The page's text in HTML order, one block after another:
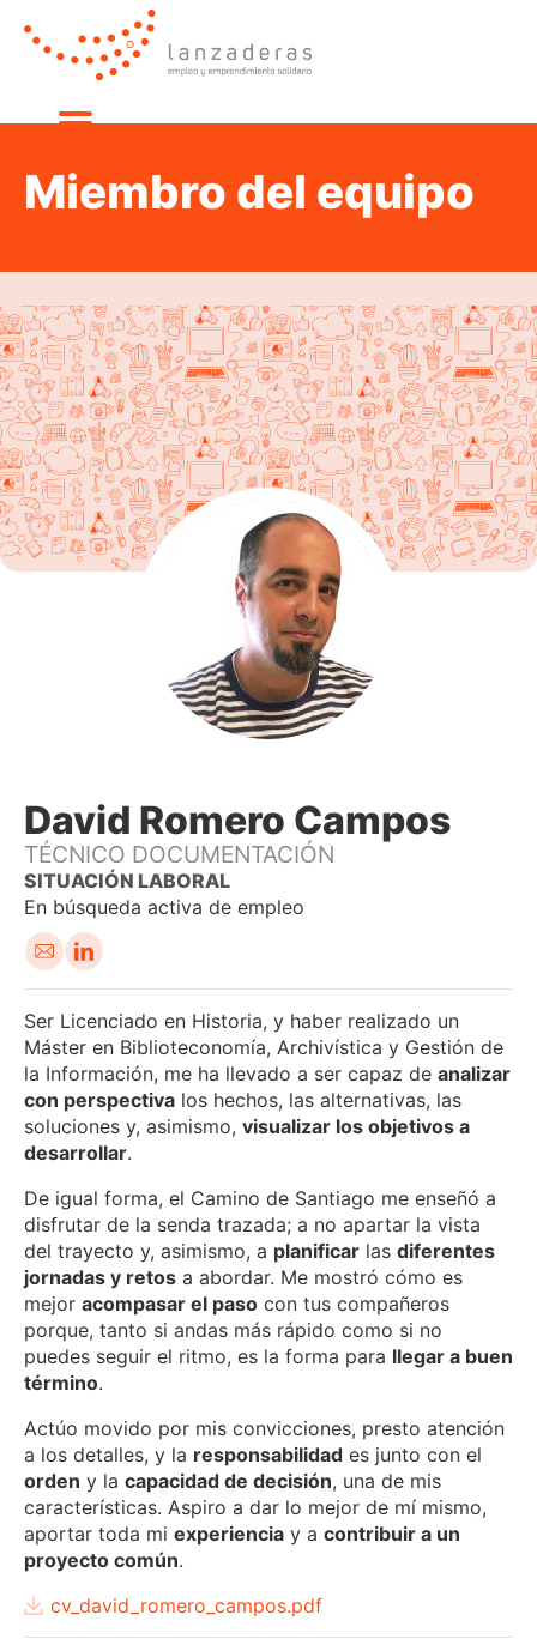
Miembro del equipo
David Romero Campos
TÉCNICO DOCUMENTACIÓN
En búsqueda activa de empleo
Em
ail
Ser Licenciado en Historia, y haber realizado un
Máster en Biblioteconomía, Archivística y Gestión de
la Información, me ha llevado a ser capaz de analizar
con perspectiva los hechos, las alternativas, las
soluciones y, asimismo, visualizar los objetivos a
desarrollar.
De igual forma, el Camino de Santiago me enseñó a
disfrutar de la senda trazada; a no apartar la vista
del trayecto y, asimismo, a planificar las diferentes
jornadas y retos a abordar. Me mostró cómo es
mejor acompasar el paso con tus compañeros
porque, tanto si andas más rápido como si no
puedes seguir el ritmo, es la forma para llegar a buen
término.
Actúo movido por mis convicciones, presto atención
a los detalles, y la responsabilidad es junto con el
orden y la capacidad de decisión, una de mis
características. Aspiro a dar lo mejor de mí mismo,
aportar toda mi experiencia y a contribuir a un
proyecto común.
cv_david_romero_campos.pdf